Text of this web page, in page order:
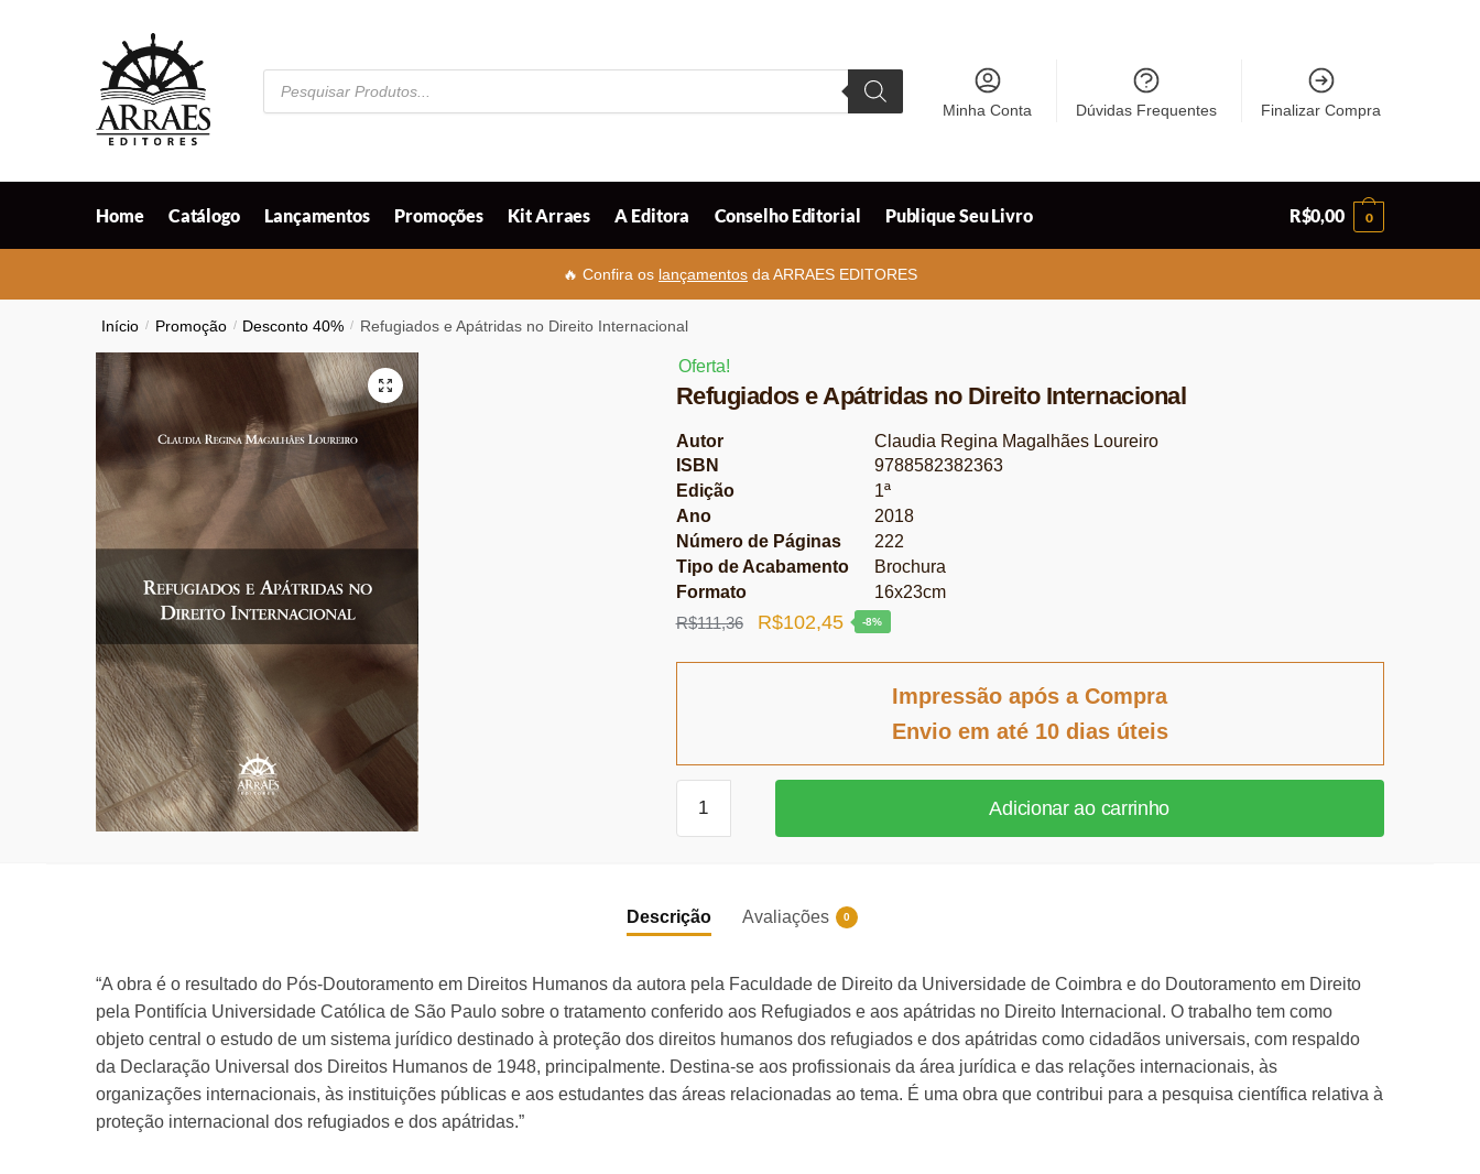
Pesquisar
produtos
Minha Conta Dúvidas Frequentes Finalizar Compra
Home Catálogo Lançamentos Promoções Kit Arraes A Editora Conselho Editorial Publique Seu Livro R$0,00 0
🔥 Confira os lançamentos da ARRAES EDITORES
Início / Promoção / Desconto 40% / Refugiados e Apátridas no Direito Internacional
🔍
Oferta!
Refugiados e Apátridas no Direito Internacional
Autor
Claudia Regina Magalhães Loureiro
ISBN
9788582382363
Edição
1ª
Ano
2018
Número de Páginas
222
Tipo de Acabamento
Brochura
Formato
16x23cm
R$111,36
O
R$102,45O
-8%
Impressão após a Compra
Envio em até 10 dias úteis
Internacional
Adicionar ao carrinho
Descrição Avaliações 0
“A obra é o resultado do Pós-Doutoramento em Direitos Humanos da autora pela Faculdade de Direito da Universidade de Coimbra e do Doutoramento em Direito
pela Pontifícia Universidade Católica de São Paulo sobre o tratamento conferido aos Refugiados e aos apátridas no Direito Internacional. O trabalho tem como
objeto central o estudo de um sistema jurídico destinado à proteção dos direitos humanos dos refugiados e dos apátridas como cidadãos universais, com respaldo
da Declaração Universal dos Direitos Humanos de 1948, principalmente. Destina-se aos profissionais da área jurídica e das relações internacionais, às
organizações internacionais, às instituições públicas e aos estudantes das áreas relacionadas ao tema. É uma obra que contribui para a pesquisa científica relativa à
proteção internacional dos refugiados e dos apátridas.”